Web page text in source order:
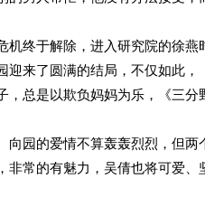
终于解除，进入研究院的徐燕
来了圆满的结局，不仅如此，
总是以欺负妈妈为乐，《三分
园的爱情不算轰轰烈烈，但两
常的有魅力，吴倩也将可爱、